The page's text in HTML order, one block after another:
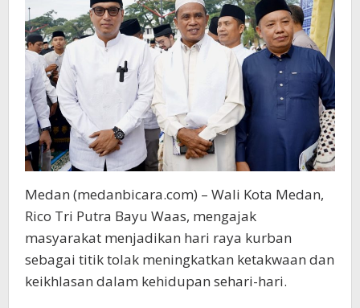
Medan (medanbicara.com) – Wali Kota Medan,
Rico Tri Putra Bayu Waas, mengajak
masyarakat menjadikan hari raya kurban
sebagai titik tolak meningkatkan ketakwaan dan
keikhlasan dalam kehidupan sehari-hari.